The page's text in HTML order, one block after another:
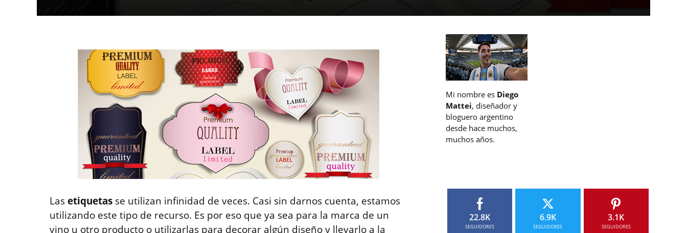
Lasetiquetas se utilizan infinidad de veces. Casi sin darnos cuenta, estamos
utilizando este tipo de recurso. Es por eso que ya sea para la marca de un
vino u otro producto o utilizarlas para decorar algún diseño y llevarlo a la
Mi nombre es Diego
Mattei, diseñador y
bloguero argentino
desde hace muchos,
muchos años.
22.8K
SEGUIDORES
6.9K
SEGUIDORES
3.1K
SEGUIDORES